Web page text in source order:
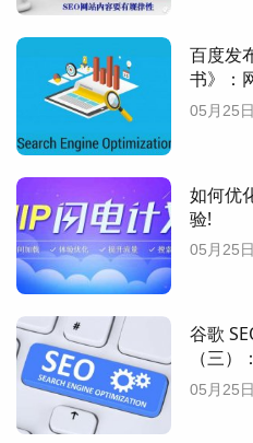
百度发
书》：
05月25日
如何优
验!
05月25日
谷歌
（三
05月25日